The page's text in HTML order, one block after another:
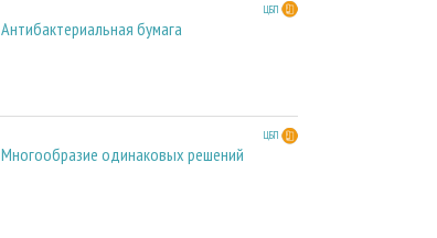
ЦБП
Антибактериальная бумага
ЦБП
Многообразие одинаковых решений